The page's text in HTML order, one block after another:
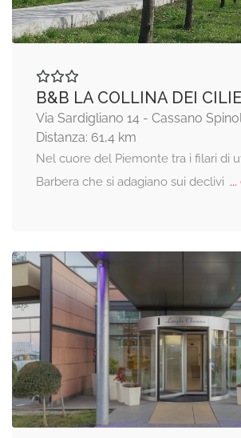
B&B LA COLLINA DEI
Via Sardigliano 14 - Cassano
Distanza: 61,4 km
Nel cuore del Piemonte tra i filari di
Barbera che si adagiano sui declivi